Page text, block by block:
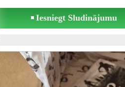
Iesniegt Sludinājumu